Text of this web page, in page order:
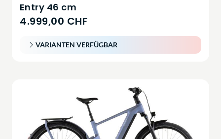
Entry 46 cm
4.999,00 CHF
VARIANTEN VERFÜGBAR